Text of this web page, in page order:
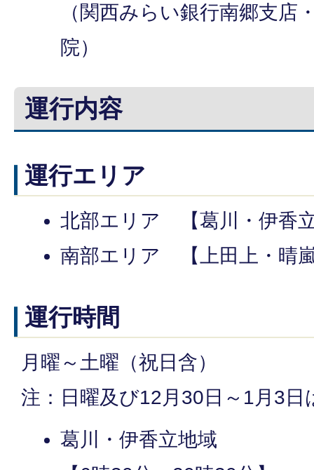
（関西みらい銀行南郷支
院）
運行内容
運行エリア
北部エリア 【葛川・伊香
南部エリア 【上田上・晴
運行時間
月曜～土曜（祝日含）
注：日曜及び12月30日～1月3日
葛川・伊香立地域